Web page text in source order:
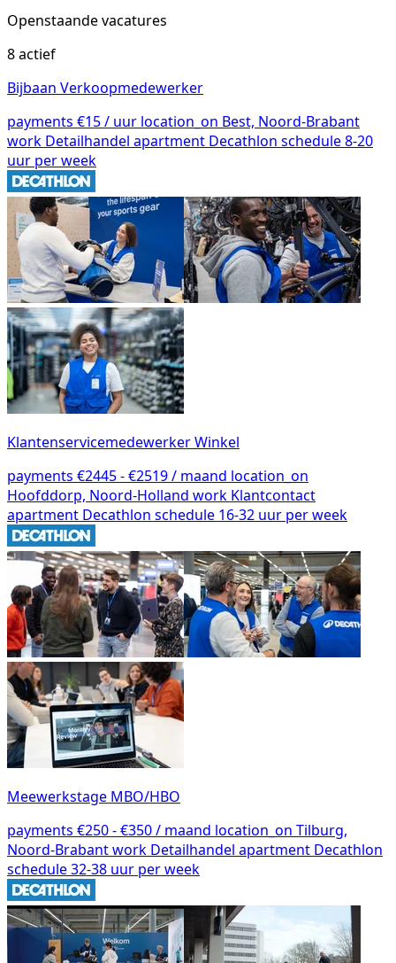
Openstaande vacatures
8 actief
Bijbaan Verkoopmedewerker
payments €15 / uur location_on Best, Noord-Brabant
work Detailhandel apartment Decathlon schedule8-20
uur per week
Klantenservicemedewerker Winkel
payments €2445 - €2519 / maand location_on
Hoofddorp, Noord-Holland work Klantcontact
apartment Decathlon schedule 16-32 uur per week
Meewerkstage MBO/HBO
payments €250 - €350 / maand location_on Tilburg,
Noord-Brabantwork Detailhandel apartment Decathlon
schedule32-38 uur per week